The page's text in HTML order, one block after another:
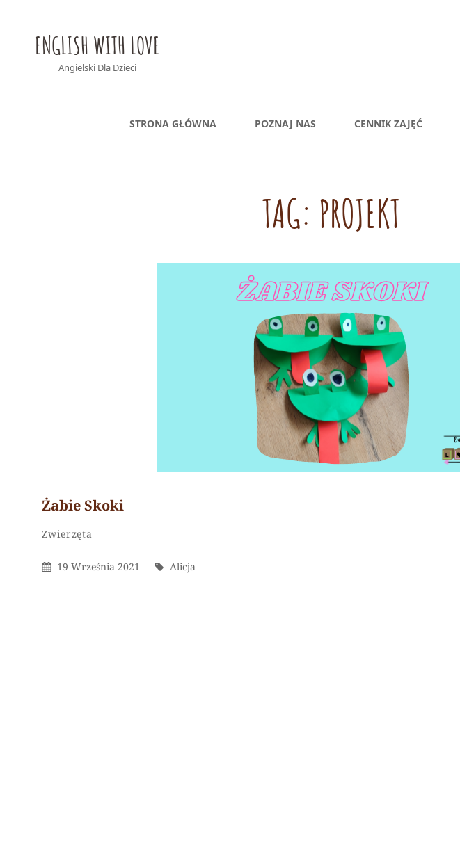
ENGLISH WITH LOVE
Angielski Dla Dzieci
STRONA GŁÓWNA POZNAJ NAS CENNIK ZAJĘĆ
TAG: PROJEKT
Żabie Skoki
Categories
Zwierzęta
comment
Posted
19 Września 2021 By
Alicja